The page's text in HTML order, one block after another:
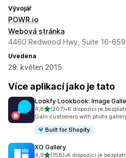
Vývojář
POWR.io
Webová stránka
4460 Redwood Hwy, Suite 16-
Uvedena
29. květen 2015
Více aplikací jako je tato
Lookfy Lookbook: Image
4,8z 5 hvězd
(207)
Celkový počet recenzí: 207
•K dispozici je
Gain customers with photo
Built for Shopify
XO Gallery
4,9z 5 hvězd
(158)•K dispozici je